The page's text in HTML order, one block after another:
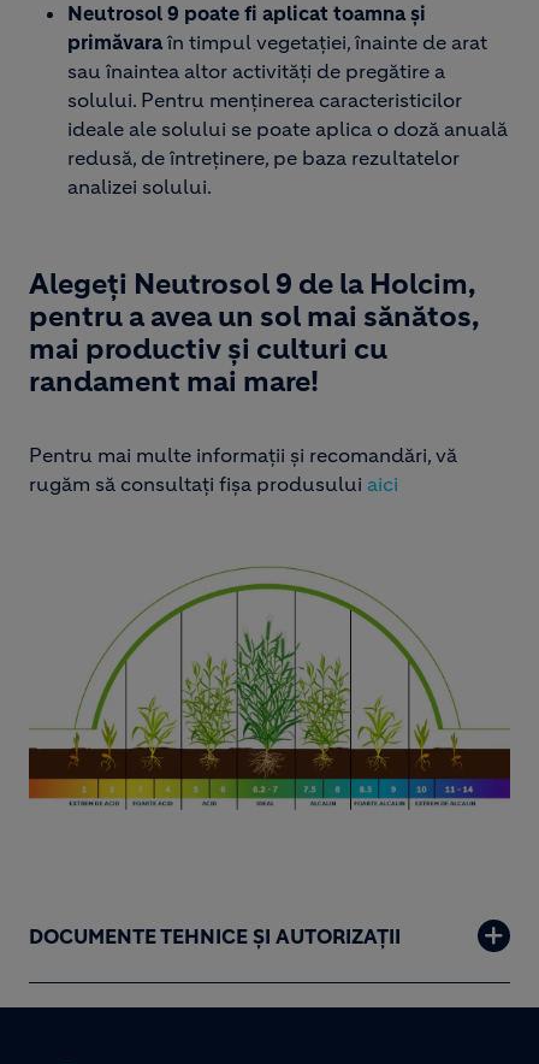
Neutrosol 9 poate fi aplicat toamna și
primăvara în timpul vegetației, înainte de arat
sau înaintea altor activități de pregătire a
solului. Pentru menținerea caracteristicilor
ideale ale solului se poate aplica o doză anuală
redusă, de întreținere, pe baza rezultatelor
analizei solului.​
Alegeți Neutrosol 9 de la Holcim,
pentru a avea un sol mai sănătos,
mai productiv și culturi cu
randament mai mare!​
​Pentru mai multe informații și recomandări, vă
rugăm să consultați fișa produsului aici
DOCUMENTE TEHNICE ȘI AUTORIZAȚII